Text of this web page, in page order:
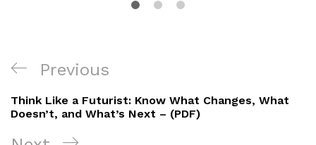
Navigation
de
l’article
Previous
Post
Previous
Think Like a Futurist: Know What Changes, What
Doesn’t, and What’s Next – (PDF)